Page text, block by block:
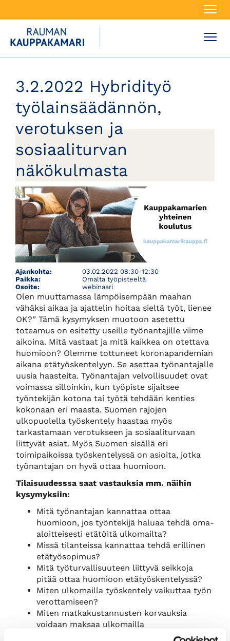
3.2.2022 Hybridityö
työlainsäädännön,
verotuksen ja
sosiaaliturvan
näkökulmasta
Ajankohta:
03.02.2022 08:30-12:30
Paikka:
Omalta työpisteeltä
Osoite:
webinaari
Olen muuttamassa lämpöisempään maahan
vähäksi aikaa ja ajattelin hoitaa sieltä työt, lienee
OK?” Tämä kysymyksen muotoon asetettu
toteamus on esitetty useille työnantajille viime
aikoina. Mitä vastaat ja mitä kaikkea on otettava
huomioon? Olemme tottuneet koronapandemian
aikana etätyöskentelyyn. Se asettaa työnantajalle
uusia haasteita. Työnantajan velvollisuudet ovat
voimassa silloinkin, kun työpiste sijaitsee
työntekijän kotona tai työtä tehdään kenties
kokonaan eri maasta. Suomen rajojen
ulkopuolella työskentely haastaa myös
tarkastamaan verotukseen ja sosiaaliturvaan
liittyvät asiat. Myös Suomen sisällä eri
toimipaikoissa työskentelyssä on asioita, jotka
työnantajan on hyvä ottaa huomioon.
Tilaisuudesssa saat vastauksia mm. näihin
kysymyksiin:
Mitä työnantajan kannattaa ottaa
huomioon, jos työntekijä haluaa tehdä oma-
aloitteisesti etätöitä ulkomailta?
Missä tilanteissa kannattaa tehdä erillinen
etätyösopimus?
Mitä työturvallisuuteen liittyvä seikkoja
pitää ottaa huomioon etätyöskentelyssä?
Miten ulkomailla työskentely vaikuttaa työn
verottamiseen?
Miten matkakustannusten korvauksia
voidaan maksaa ulkomailla